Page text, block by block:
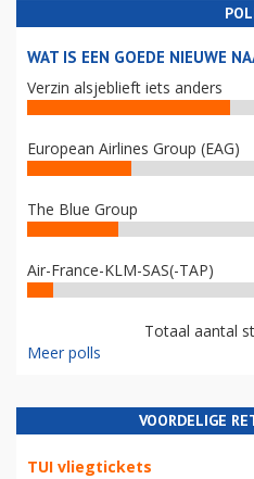
WAT IS EEN GOEDE NIEUWE
Verzin alsjeblieft iets anders
European Airlines Group (EAG)
The Blue Group
Air-France-KLM-SAS(-TAP)
Totaal aantal
Meer polls
VOORDELIGE
TUI vliegtickets